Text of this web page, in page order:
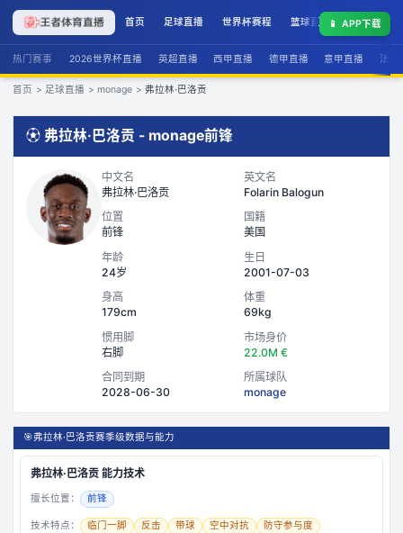
首页 足球直播 世界杯赛程 篮球直播 联赛积分
📱 APP下载
热门赛事 2026世界杯直播 英超直播 西甲直播 德甲直播 意甲直播 法甲
首页 > 足球直播 > monage > 弗拉林·巴洛贡
⚽ 弗拉林·巴洛贡 - monage前锋
中文名
弗拉林·巴洛贡
英文名
Folarin Balogun
位置
前锋
国籍
美国
年龄
24岁
生日
2001-07-03
身高
179cm
体重
69kg
惯用脚
右脚
市场身价
22.0M €
合同到期
2028-06-30
所属球队
monage
🎯弗拉林·巴洛贡赛季级数据与能力
弗拉林·巴洛贡能力技术
擅长位置： 前锋
技术特点： 临门一脚 反击 带球 空中对抗 防守参与度